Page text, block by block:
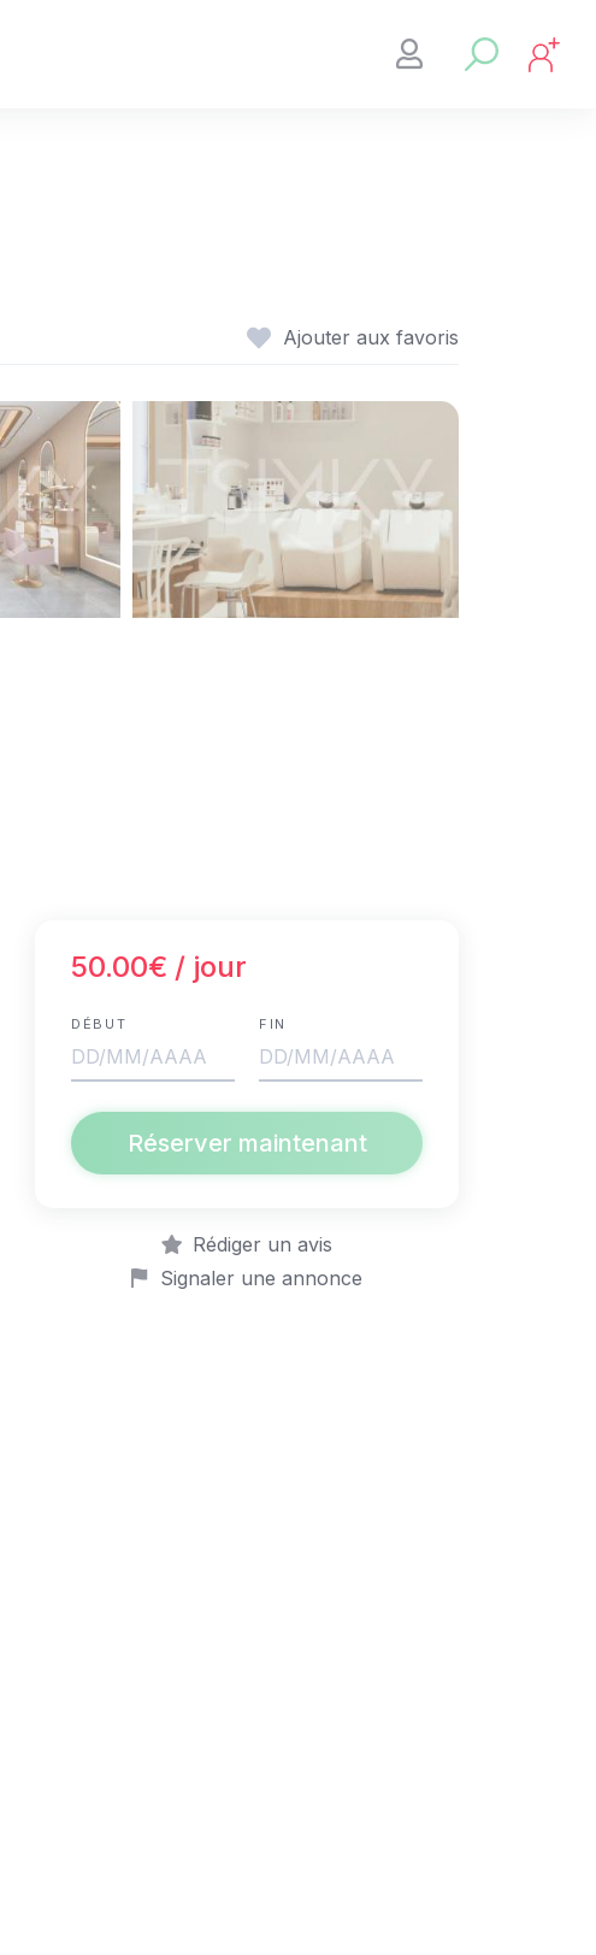
Ajouter aux favoris
50.00€ / jour
DÉBUT FIN
Réserver maintenant
Rédiger un avis
Signaler une annonce